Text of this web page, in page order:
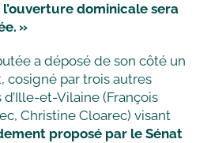
dominicale sera
»
a déposé de son côté un
cosigné par trois autres
et-Vilaine (François
Christine Cloarec) visant
proposé par le Sénat